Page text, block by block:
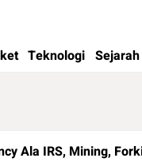
dan Blockchain di
Teknologi
Ala IRS, Mining,